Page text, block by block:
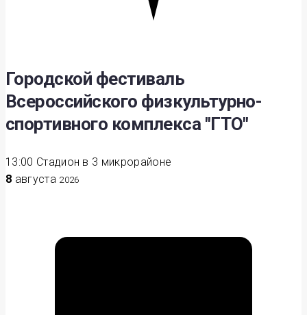
Городской фестиваль
Всероссийского физкультурно-
спортивного комплекса "ГТО"
13:00 Стадион в 3 микрорайоне
8 августа 2026